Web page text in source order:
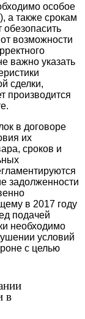
особое
а также срокам
обезопасить
возможности
важно указать
сделки,
производится
в договоре
их
сроков и
задолженности
в 2017 году
подачей
необходимо
условий
с целью
в